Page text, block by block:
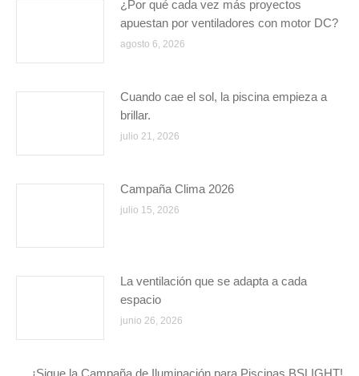
¿Por qué cada vez más proyectos
apuestan por ventiladores con motor DC?
agosto 6, 2026
Cuando cae el sol, la piscina empieza a
brillar.
julio 21, 2026
Campaña Clima 2026
julio 15, 2026
La ventilación que se adapta a cada
espacio
junio 26, 2026